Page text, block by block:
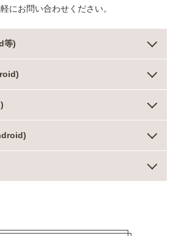
にお問い合わせください。
等)